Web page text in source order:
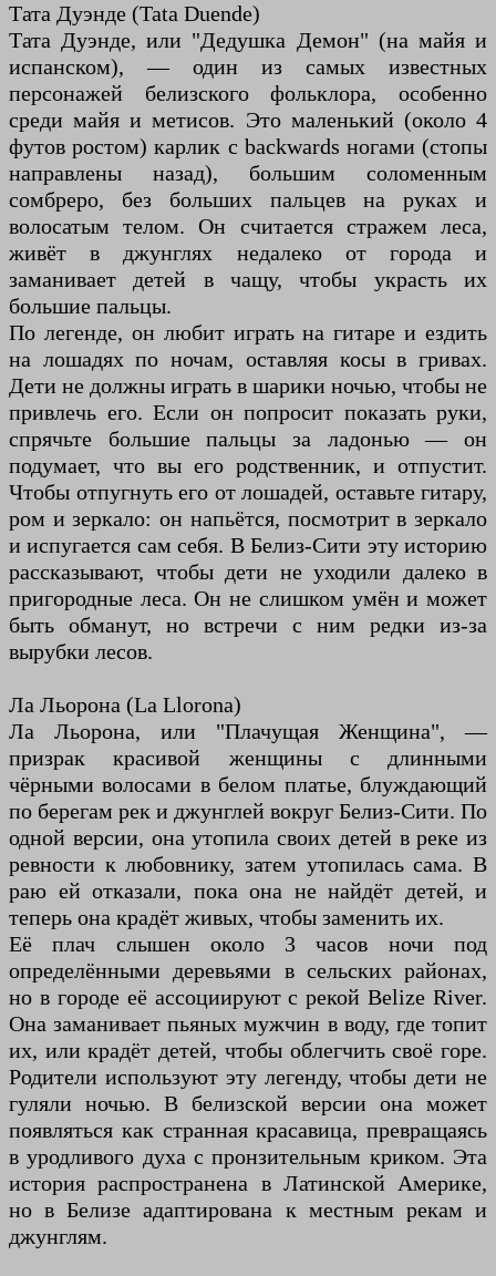
Тата Дуэнде (Tata Duende)
Тата Дуэнде, или "Дедушка Демон" (на майя и
испанском), — один из самых известных
персонажей белизского фольклора, особенно
среди майя и метисов. Это маленький (около 4
футов ростом) карлик с backwards ногами (стопы
направлены назад), большим соломенным
сомбреро, без больших пальцев на руках и
волосатым телом. Он считается стражем леса,
живёт в джунглях недалеко от города и
заманивает детей в чащу, чтобы украсть их
большие пальцы.
По легенде, он любит играть на гитаре и ездить
на лошадях по ночам, оставляя косы в гривах.
Дети не должны играть в шарики ночью, чтобы не
привлечь его. Если он попросит показать руки,
спрячьте большие пальцы за ладонью — он
подумает, что вы его родственник, и отпустит.
Чтобы отпугнуть его от лошадей, оставьте гитару,
ром и зеркало: он напьётся, посмотрит в зеркало
и испугается сам себя. В Белиз-Сити эту историю
рассказывают, чтобы дети не уходили далеко в
пригородные леса. Он не слишком умён и может
быть обманут, но встречи с ним редки из-за
вырубки лесов.
Ла Льорона (La Llorona)
Ла Льорона, или "Плачущая Женщина", —
призрак красивой женщины с длинными
чёрными волосами в белом платье, блуждающий
по берегам рек и джунглей вокруг Белиз-Сити. По
одной версии, она утопила своих детей в реке из
ревности к любовнику, затем утопилась сама. В
раю ей отказали, пока она не найдёт детей, и
теперь она крадёт живых, чтобы заменить их.
Её плач слышен около 3 часов ночи под
определёнными деревьями в сельских районах,
но в городе её ассоциируют с рекой Belize River.
Она заманивает пьяных мужчин в воду, где топит
их, или крадёт детей, чтобы облегчить своё горе.
Родители используют эту легенду, чтобы дети не
гуляли ночью. В белизской версии она может
появляться как странная красавица, превращаясь
в уродливого духа с пронзительным криком. Эта
история распространена в Латинской Америке,
но в Белизе адаптирована к местным рекам и
джунглям.